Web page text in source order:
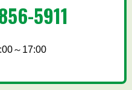
5911
～17:00